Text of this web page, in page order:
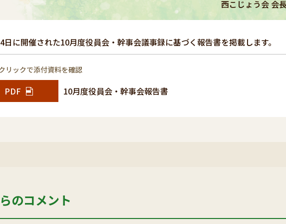
西こじょう会 会
日に開催された10月度役員会・幹事会議事録に基づく報告書を掲載します。
リックで添付資料を確認
PDF 10月度役員会・幹事会報告書
のコメント